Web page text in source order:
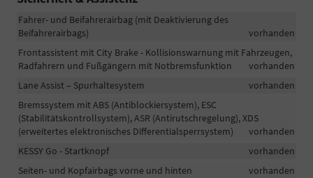
Fahrer- und Beifahrerairbag (mit Deaktivierung des
Beifahrerairbags)
vorhanden
Frontassistent mit City Brake - Kollisionswarnung mit Fahrzeugen,
Radfahrern und Fußgängern mit Notbremsfunktion
vorhanden
Lane Assist – Spurhaltesystem
vorhanden
Bremssystem mit ABS (Antiblockiersystem), ESC
(Stabilitätskontrollsystem), ASR (Antirutschregelung), XDS
(erweitertes elektronisches Differentialsperrsystem)
vorhanden
KESSY Go - Startknopf
vorhanden
Seiten- und Kopfairbags vorne und hinten
vorhanden